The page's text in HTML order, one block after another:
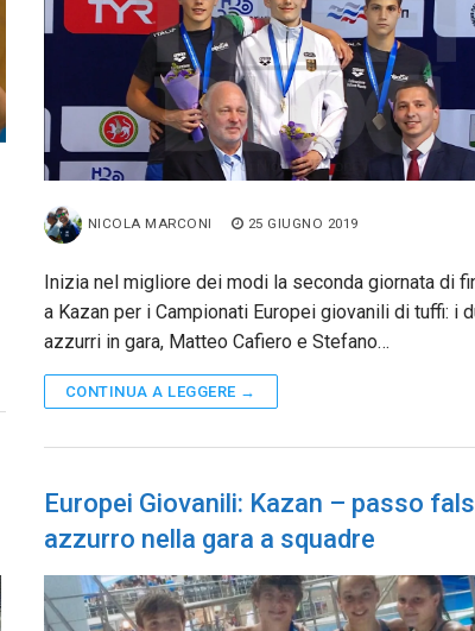
NICOLA MARCONI 25 GIUGNO 2019
Inizia nel migliore dei modi la seconda giornata di
a Kazan per i Campionati Europei giovanili di tuffi: i
azzurri in gara, Matteo Cafiero e Stefano…
CONTINUA A LEGGERE →
Europei Giovanili: Kazan – passo
azzurro nella gara a squadre